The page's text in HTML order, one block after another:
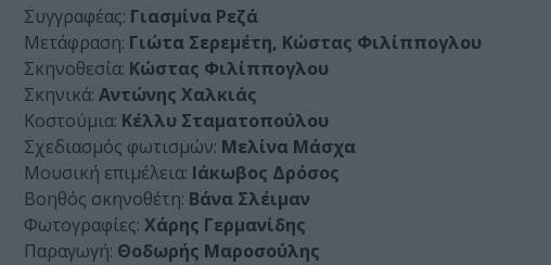
Συγγραφέας: Γιασμίνα Ρεζά
Μετάφραση: Γιώτα Σερεμέτη, Κώστας Φιλίππογλου
Σκηνοθεσία: Κώστας Φιλίππογλου
Σκηνικά: Αντώνης Χαλκιάς
Κοστούμια: Κέλλυ Σταματοπούλου
Σχεδιασμός φωτισμών: Μελίνα Μάσχα
Μουσική επιμέλεια: Ιάκωβος Δρόσος
Βοηθός σκηνοθέτη: Βάνα Σλέιμαν
Φωτογραφίες: Χάρης Γερμανίδης
Παραγωγή: Θοδωρής Μαροσούλης